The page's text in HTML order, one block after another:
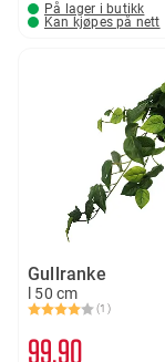
På lager i butikk
Kan kjøpes på nett
Gullranke
l 50 cm
Karakter:
(1)
4.0 av 5 mulige
99 90